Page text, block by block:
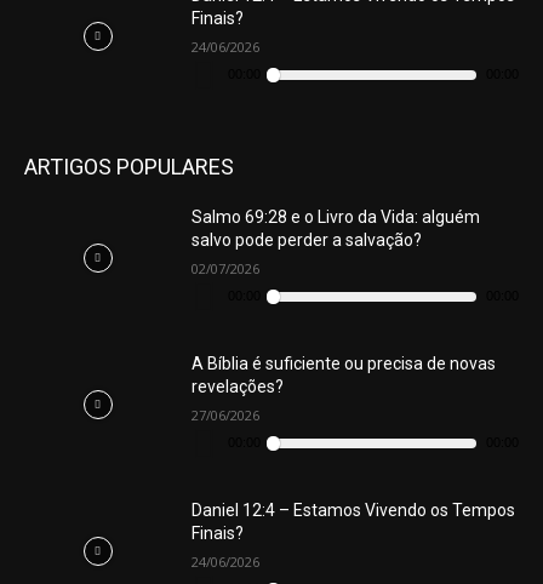
Finais?
24/06/2026
Tocador
ARTIGOS POPULARES
Salmo 69:28 e o Livro da Vida: alguém
salvo pode perder a salvação?
02/07/2026
Tocador
A Bíblia é suficiente ou precisa de novas
revelações?
27/06/2026
Tocador
Daniel 12:4 – Estamos Vivendo os Tempos
Finais?
24/06/2026
Tocador